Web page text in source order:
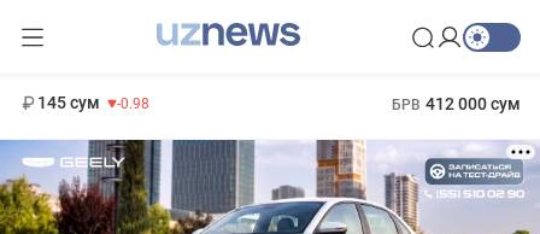
145 сум -0.98 БРВ 412 000 сум